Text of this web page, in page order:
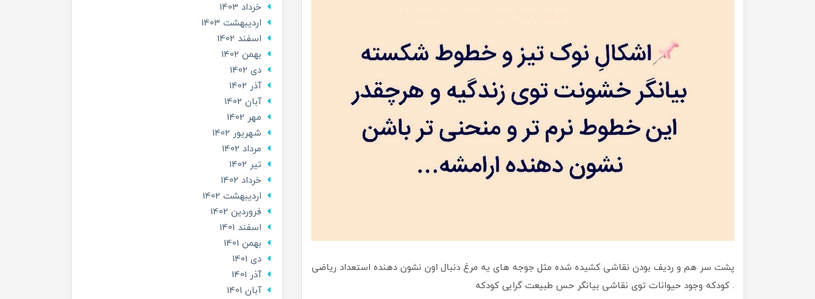
پشت سر هم و ردیف بودن نقاشی کشیده شده مثل جوجه های یه مرغ دنبال اون نشون دهنده استعداد ریاضی
. کودکه وجود حیوانات توی نقاشی بیانگر حس طبیعت گرایی کودکه
خرداد 1403
ارديبهشت 1403
اسفند 1402
بهمن 1402
دی 1402
آذر 1402
آبان 1402
مهر 1402
شهریور 1402
مرداد 1402
تير 1402
خرداد 1402
ارديبهشت 1402
فروردین 1402
اسفند 1401
بهمن 1401
دی 1401
آذر 1401
آبان 1401